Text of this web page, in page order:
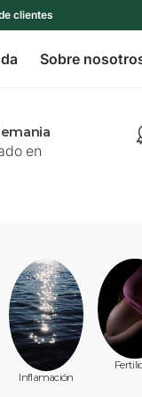
clientes
Sobre
en
Inflamación